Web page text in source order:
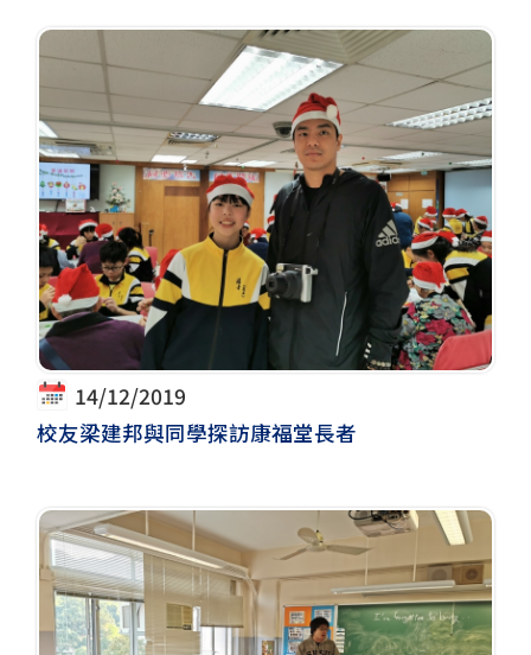
14/12/2019
校友梁建邦與同學探訪康福堂長者